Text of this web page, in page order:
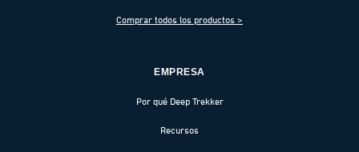
Comprar todos los productos >
EMPRESA
Por qué Deep Trekker
Recursos